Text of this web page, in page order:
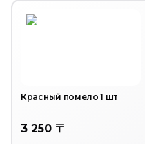
Красный помело 1 шт
3 250 〒